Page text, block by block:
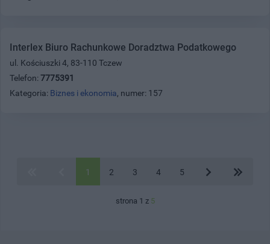
Interlex Biuro Rachunkowe Doradztwa Podatkowego
ul. Kościuszki 4, 83-110 Tczew
Telefon: 7775391
Kategoria: Biznes i ekonomia, numer: 157
1 2 3 4 5
strona 1 z 5